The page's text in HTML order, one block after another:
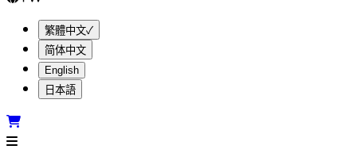
繁體中文✓
简体中文
English
日本語